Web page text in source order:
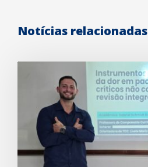
Notícias relacionadas